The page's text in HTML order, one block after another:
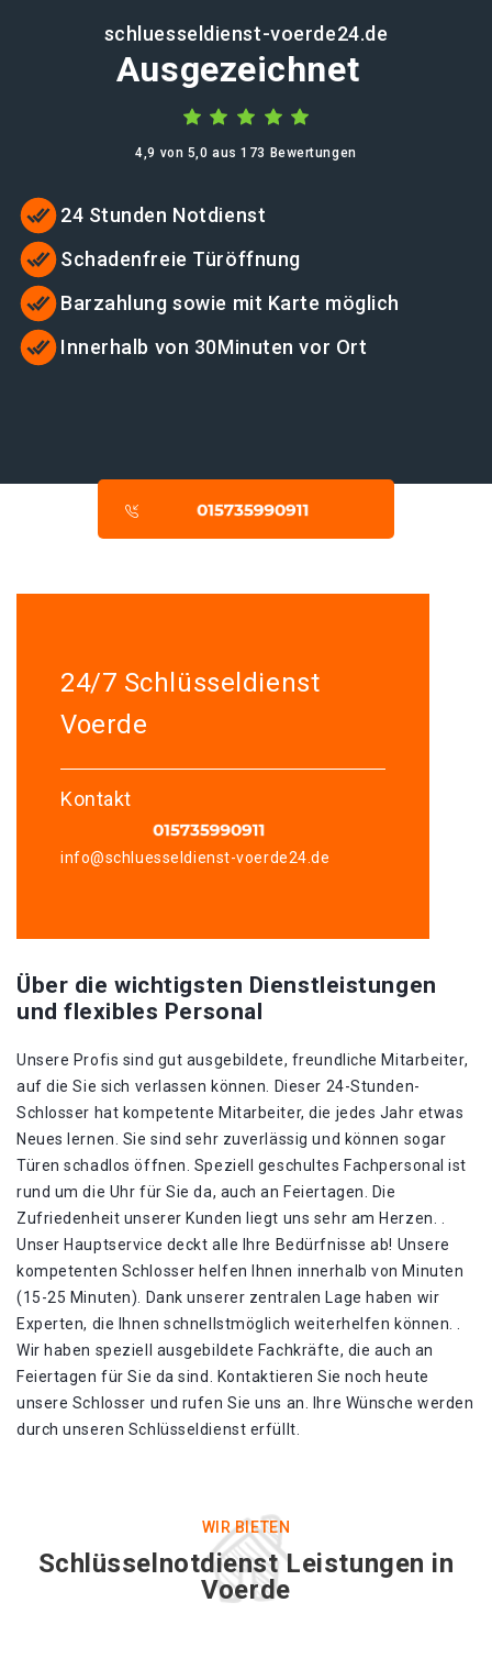
schluesseldienst-voerde24.de
Ausgezeichnet
4,9 von 5,0 aus 173 Bewertungen
24 Stunden Notdienst
Schadenfreie Türöffnung
Barzahlung sowie mit Karte möglich
Innerhalb von 30Minuten vor Ort
24/7 Schlüsseldienst
Voerde
Kontakt
info@schluesseldienst-voerde24.de
Über die wichtigsten Dienstleistungen
und flexibles Personal
Unsere Profis sind gut ausgebildete, freundliche Mitarbeiter,
auf die Sie sich verlassen können. Dieser 24-Stunden-
Schlosser hat kompetente Mitarbeiter, die jedes Jahr etwas
Neues lernen. Sie sind sehr zuverlässig und können sogar
Türen schadlos öffnen. Speziell geschultes Fachpersonal ist
rund um die Uhr für Sie da, auch an Feiertagen. Die
Zufriedenheit unserer Kunden liegt uns sehr am Herzen. .
Unser Hauptservice deckt alle Ihre Bedürfnisse ab! Unsere
kompetenten Schlosser helfen Ihnen innerhalb von Minuten
(15-25 Minuten). Dank unserer zentralen Lage haben wir
Experten, die Ihnen schnellstmöglich weiterhelfen können. .
Wir haben speziell ausgebildete Fachkräfte, die auch an
Feiertagen für Sie da sind. Kontaktieren Sie noch heute
unsere Schlosser und rufen Sie uns an. Ihre Wünsche werden
durch unseren Schlüsseldienst erfüllt.
WIR BIETEN
Schlüsselnotdienst Leistungen in
Voerde